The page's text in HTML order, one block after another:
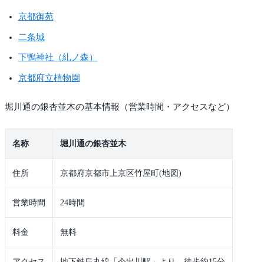
京都御苑
二条城
下鴨神社（糺ノ森）
京都府立植物園
堀川通の銀杏並木の基本情報（営業時間・アクセスなど）
名称 堀川通の銀杏並木
住所 京都府京都市上京区竹屋町(地図)
営業時間 24時間
料金 無料